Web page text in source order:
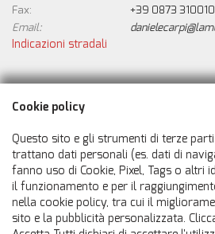
Fax:
+39 0873 310010
Email:
Indicazioni stradali
Dati fiscali:
Automobili Lamcar Srl
Viale Unione Europea ,snc, Vasto (CH)
C.F/P.IVA: 02769510690
Registro delle imprese:CH
Cookie policy
Questo sito e gli strumenti di terze
trattano dati personali (es. dati di
fanno uso di Cookie, Pixel, Tags o altri
il funzionamento e per il
nella cookie policy, tra cui il
sito e la pubblicità personalizzata.